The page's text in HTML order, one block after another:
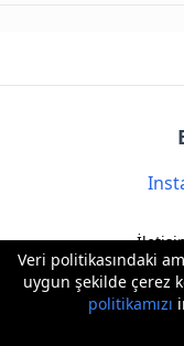
Veri politikasındaki
uygun şekilde çerez
politikamızı